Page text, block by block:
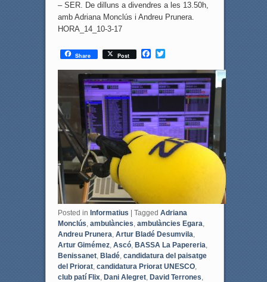
– SER. De dilluns a divendres a les 13.50h,
amb Adriana Monclús i Andreu Prunera.
HORA_14_10-3-17
Share Post
F
c
e
b
o
k
T
i
t
t
r
Posted in Informatius | Tagged Adriana
Monclús ambulàncies ambulàncies Egara
Andreu Prunera Artur Bladé Desumvila
Artur Gimémez, Ascó, BASSA La Papereria
Benissanet, Bladé, candidatura del paisatge
del Priorat, candidatura Priorat UNESCO,
club patí Flix, Dani Alegret, David Terrones